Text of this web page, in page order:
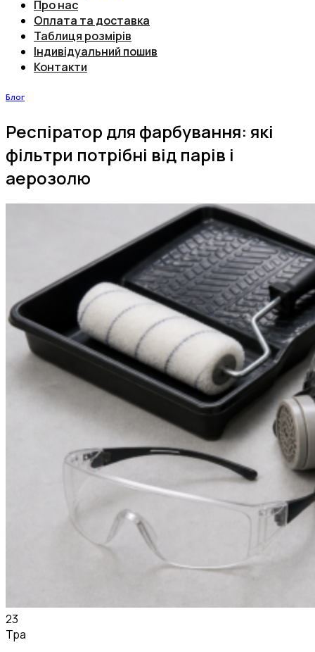
Про нас
Оплата та доставка
Таблиця розмірів
Індивідуальний пошив
Контакти
Блог
Респіратор для фарбування: які
фільтри потрібні від парів і
аерозолю
23
Тра